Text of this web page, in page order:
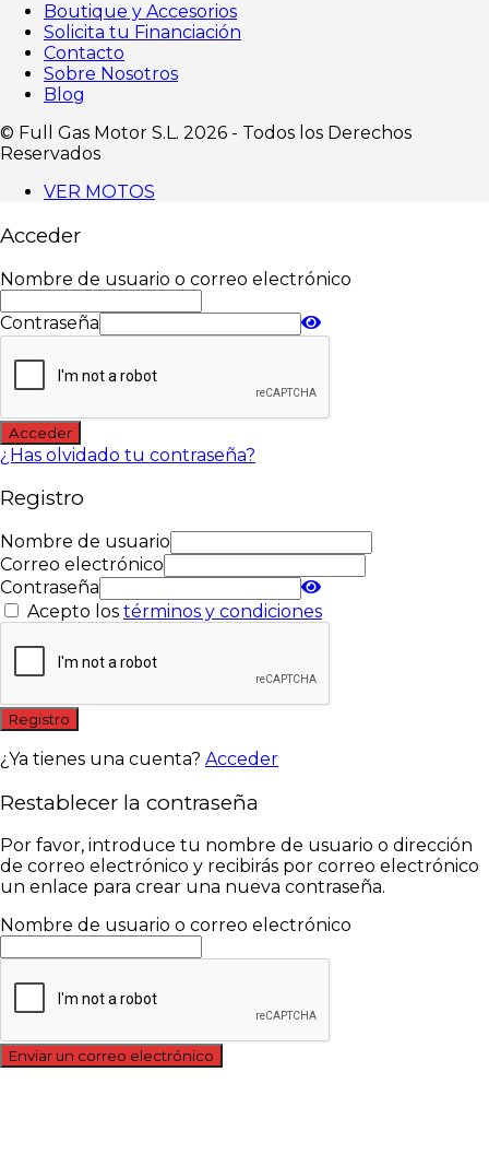
Boutique y Accesorios
Solicita tu Financiación
Contacto
Sobre Nosotros
Blog
©️ Full Gas Motor S.L. 2026 - Todos los Derechos
Reservados
VER MOTOS
Acceder
Nombre de usuario o correo electrónico
Contraseña
Acceder
¿Has olvidado tu contraseña?
Registro
Nombre de usuario
Correo electrónico
Contraseña
Acepto los términos y condiciones
Registro
¿Ya tienes una cuenta? Acceder
Restablecer la contraseña
Por favor, introduce tu nombre de usuario o dirección
de correo electrónico y recibirás por correo electrónico
un enlace para crear una nueva contraseña.
Nombre de usuario o correo electrónico
Enviar un correo electrónico